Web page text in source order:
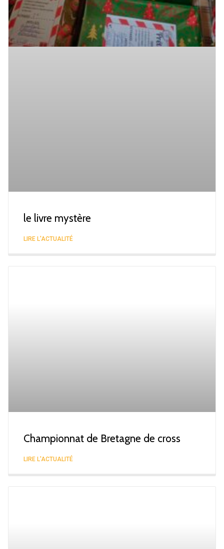
le livre mystère
LIRE L'ACTUALITÉ
Championnat de Bretagne de cross
LIRE L'ACTUALITÉ